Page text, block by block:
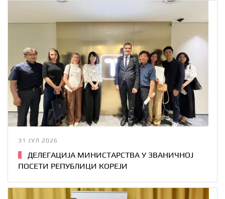
31 ЈУЛ 2026
ДЕЛЕГАЦИЈА МИНИСТАРСТВА У ЗВАНИЧНОЈ
ПОСЕТИ РЕПУБЛИЦИ КОРЕЈИ